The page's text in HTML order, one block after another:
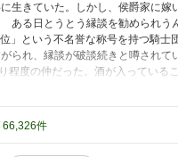
生きていた。しかし、侯爵家に嫁
ある日とうとう縁談を勧められう
」という不名誉な称号を持つ騎士
られ、縁談が破談続きと噂されて
程度の仲だった。酒が入っている
男女の営みには興味がある
66,326件